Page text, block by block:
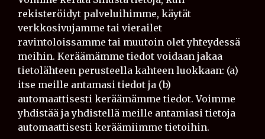
rekisteröidyt palveluihimme, käytät
verkkosivujamme tai vierailet
ravintoloissamme tai muutoin olet yhteydessä
meihin. Keräämämme tiedot voidaan jakaa
tietolähteen perusteella kahteen luokkaan: (a)
itse meille antamasi tiedot ja (b)
automaattisesti keräämämme tiedot. Voimme
yhdistää ja yhdistellä meille antamiasi tietoja
automaattisesti keräämiimme tietoihin.